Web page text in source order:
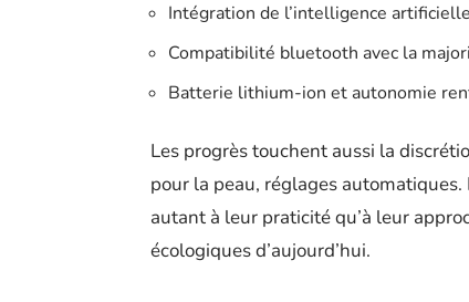
Intégration de l’intelligence
Compatibilité bluetooth avec la
Batterie lithium-ion et autonomie
Les progrès touchent aussi la
pour la peau, réglages automatiques.
autant à leur praticité qu’à leur
écologiques d’aujourd’hui.